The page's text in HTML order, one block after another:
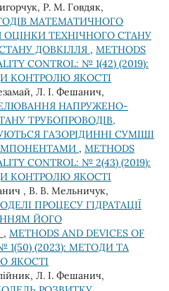
Р. М. Говдяк,
МАТЕМАТИЧНОГО
ТЕХНІЧНОГО СТАНУ
ДОВКІЛЛЯ , METHODS
CONTROL: № 1(42) (2019):
КОНТРОЛЮ ЯКОСТІ
Л. І. Фешанич,
НАПРУЖЕНО-
ТРУБОПРОВОДІВ,
ГАЗОРІДИННІ СУМІШІ
, METHODS
CONTROL: № 2(43) (2019):
КОНТРОЛЮ ЯКОСТІ
, В. В. Мельничук,
ПРОЦЕСУ ГІДРАТАЦІЇ
ЙОГО
, METHODS AND DEVICES OF
1(50) (2023): МЕТОДИ ТА
ЯКОСТІ
Л. І. Фешанич,